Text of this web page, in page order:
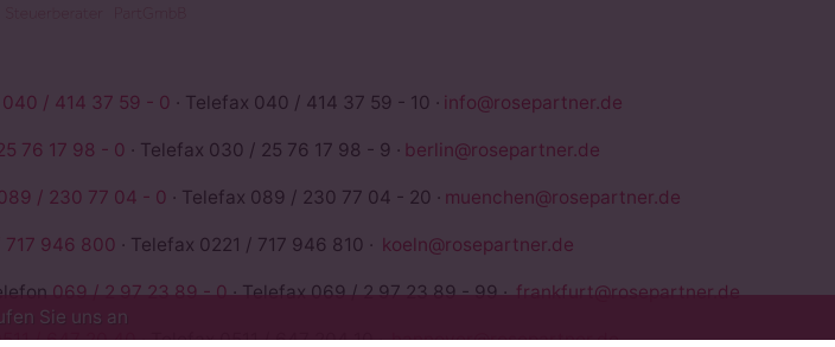
040 / 414 37 59 - 0 · Telefax 040 / 414 37 59 - 10 · info@rosepartner.de
76 17 98 - 0 · Telefax 030 / 25 76 17 98 - 9 · berlin@rosepartner.de
/ 230 77 04 - 0 · Telefax 089 / 230 77 04 - 20 · muenchen@rosepartner.de
717 946 800 · Telefax 0221 / 717 946 810 · koeln@rosepartner.de
069 / 2 97 23 89 - 0· Telefax 069 / 2 97 23 89 - 99 ·frankfurt@rosepartner.de
/ 647 20 40· Telefax 0511 / 647 204 10 ·hannover@rosepartner.de
Sie uns an